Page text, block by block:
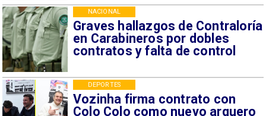
Graves hallazgos de Contraloría
en Carabineros por dobles
contratos y falta de control
NACIONAL
Vozinha firma contrato con
Colo Colo como nuevo arquero
DEPORTES